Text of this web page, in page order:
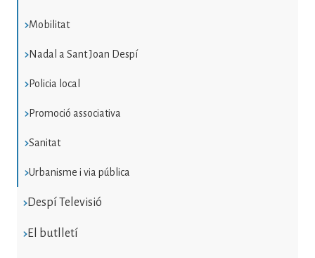
Mobilitat
Nadal a Sant Joan Despí
Policia local
Promoció associativa
Sanitat
Urbanisme i via pública
Despí Televisió
El butlletí